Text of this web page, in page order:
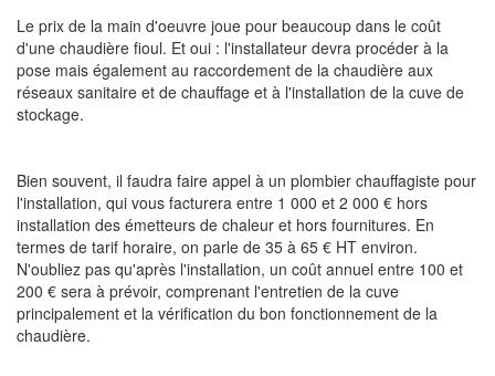
Le prix de la main d'oeuvre joue pour beaucoup dans le coût
d'une chaudière fioul. Et oui : l'installateur devra procéder à la
pose mais également au raccordement de la chaudière aux
réseaux sanitaire et de chauffage et à l'installation de la cuve de
stockage.
Bien souvent, il faudra faire appel à un plombier chauffagiste pour
l'installation, qui vous facturera entre 1 000 et 2 000 € hors
installation des émetteurs de chaleur et hors fournitures. En
termes de tarif horaire, on parle de 35 à 65 € HT environ.
N'oubliez pas qu'après l'installation, un coût annuel entre 100 et
200 € sera à prévoir, comprenant l'entretien de la cuve
principalement et la vérification du bon fonctionnement de la
chaudière.